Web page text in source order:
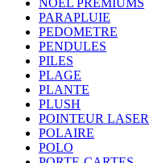
NOEL PREMIUMS
PARAPLUIE
PEDOMETRE
PENDULES
PILES
PLAGE
PLANTE
PLUSH
POINTEUR LASER
POLAIRE
POLO